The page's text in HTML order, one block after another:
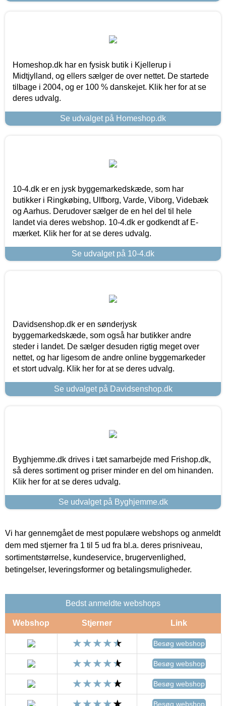
Homeshop.dk har en fysisk butik i Kjellerup i
Midtjylland, og ellers sælger de over nettet. De startede
tilbage i 2004, og er 100 % danskejet. Klik her for at se
deres udvalg.
Se udvalget på Homeshop.dk
10-4.dk er en jysk byggemarkedskæde, som har
butikker i Ringkøbing, Ulfborg, Varde, Viborg, Videbæk
og Aarhus. Derudover sælger de en hel del til hele
landet via deres webshop. 10-4.dk er godkendt af E-
mærket. Klik her for at se deres udvalg.
Se udvalget på 10-4.dk
Davidsenshop.dk er en sønderjysk
byggemarkedskæde, som også har butikker andre
steder i landet. De sælger desuden rigtig meget over
nettet, og har ligesom de andre online byggemarkeder
et stort udvalg. Klik her for at se deres udvalg.
Se udvalget på Davidsenshop.dk
Byghjemme.dk drives i tæt samarbejde med Frishop.dk,
så deres sortiment og priser minder en del om hinanden.
Klik her for at se deres udvalg.
Se udvalget på Byghjemme.dk
Vi har gennemgået de mest populære webshops og anmeldt
dem med stjerner fra 1 til 5 ud fra bl.a. deres prisniveau,
sortimentstørrelse, kundeservice, brugervenlighed,
betingelser, leveringsformer og betalingsmuligheder.
Bedst anmeldte webshops
Webshop Stjerner Link
Besøg webshop
Besøg webshop
Besøg webshop
Besøg webshop